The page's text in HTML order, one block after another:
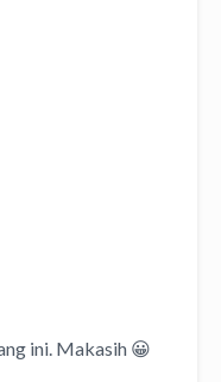
ini. Makasih 😀